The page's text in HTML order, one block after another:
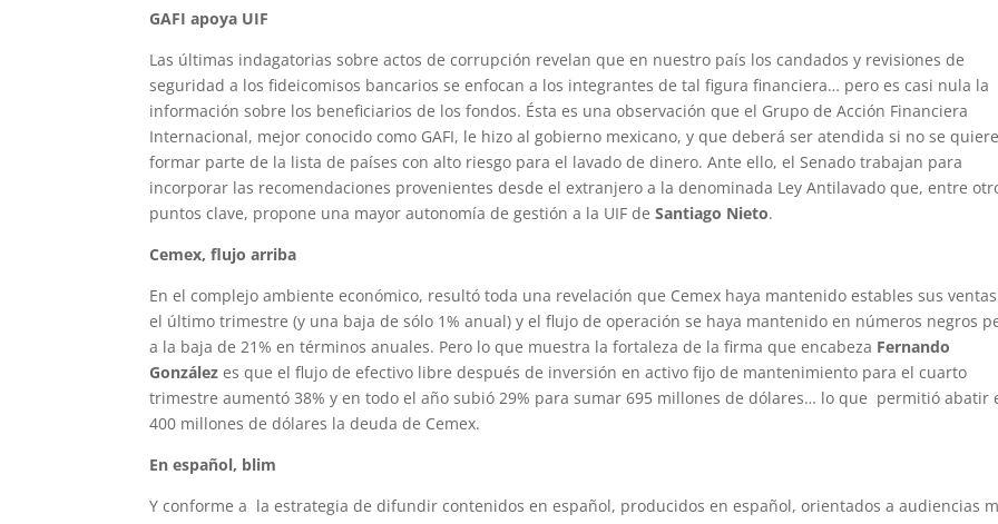
GAFI apoya UIF
Las últimas indagatorias sobre actos de corrupción revelan que en nuestro país los candados y revisiones de
seguridad a los fideicomisos bancarios se enfocan a los integrantes de tal figura financiera… pero es casi nula la
información sobre los beneficiarios de los fondos. Ésta es una observación que el Grupo de Acción Financiera
Internacional, mejor conocido como GAFI, le hizo al gobierno mexicano, y que deberá ser atendida si no se quiere
formar parte de la lista de países con alto riesgo para el lavado de dinero. Ante ello, el Senado trabajan para
incorporar las recomendaciones provenientes desde el extranjero a la denominada Ley Antilavado que, entre
puntos clave, propone una mayor autonomía de gestión a la UIF deSantiago Nieto.
Cemex, flujo arriba
En el complejo ambiente económico, resultó toda una revelación que Cemex haya mantenido estables sus
el último trimestre (y una baja de sólo 1% anual) y el flujo de operación se haya mantenido en números negros
a la baja de 21% en términos anuales. Pero lo que muestra la fortaleza de la firma que encabeza Fernando
González es que el flujo de efectivo libre después de inversión en activo fijo de mantenimiento para el cuarto
trimestre aumentó 38% y en todo el año subió 29% para sumar 695 millones de dólares… lo que permitió abatir
400 millones de dólares la deuda de Cemex.
En español, blim
Y conforme a la estrategia de difundir contenidos en español, producidos en español, orientados a audiencias